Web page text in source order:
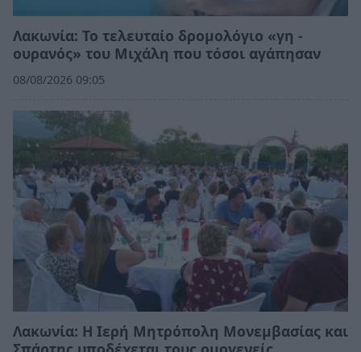
Λακωνία: Το τελευταίο δρομολόγιο «γη -
ουρανός» του Μιχάλη που τόσοι αγάπησαν
08/08/2026 09:05
Λακωνία: Η Ιερή Μητρόπολη Μονεμβασίας και